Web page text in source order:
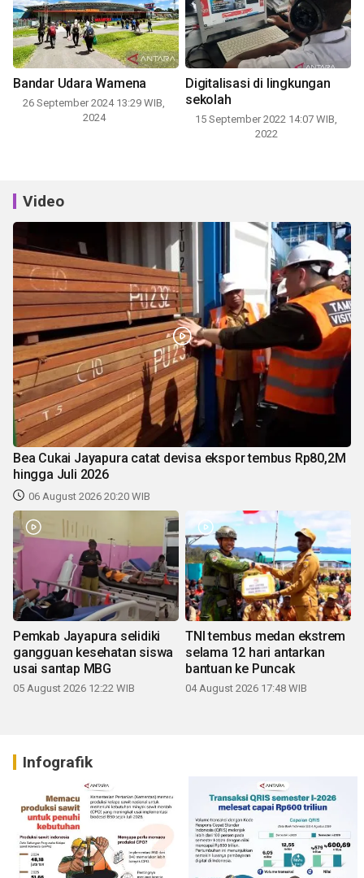
Bandar Udara Wamena
26 September 2024 13:29 WIB,
2024
Digitalisasi di lingkungan
sekolah
15 September 2022 14:07 WIB,
2022
Video
Bea Cukai Jayapura catat devisa ekspor tembus Rp80,2M
hingga Juli 2026
06 August 2026 20:20 WIB
Pemkab Jayapura selidiki
gangguan kesehatan siswa
usai santap MBG
05 August 2026 12:22 WIB
TNI tembus medan ekstrem
selama 12 hari antarkan
bantuan ke Puncak
04 August 2026 17:48 WIB
Infografik